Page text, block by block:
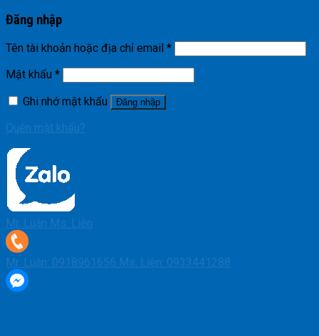
Đăng nhập
Tên tài khoản hoặc địa chỉ email *
Mật khẩu *
Ghi nhớ mật khẩu
Đăng nhập
Quên mật khẩu?
Mr. Luân Ms. Liên
Mr. Luân: 0918961656 Ms. Liên: 0933441288